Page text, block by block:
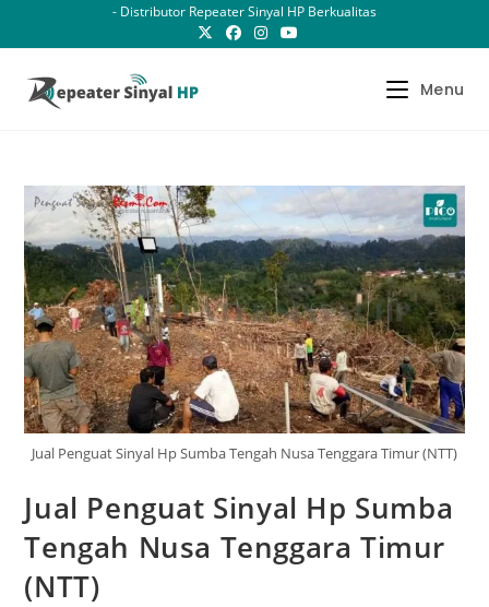
- Distributor Repeater Sinyal HP Berkualitas
Menu
Jual Penguat Sinyal Hp Sumba Tengah Nusa Tenggara Timur (NTT)
Jual Penguat Sinyal Hp Sumba
Tengah Nusa Tenggara Timur
(NTT)